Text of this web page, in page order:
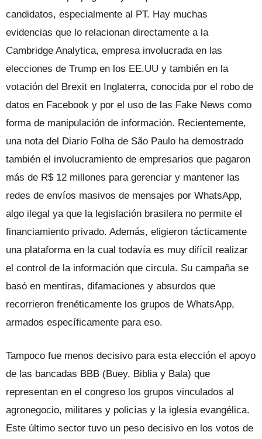
candidatos, especialmente al PT. Hay muchas
evidencias que lo relacionan directamente a la
Cambridge Analytica, empresa involucrada en las
elecciones de Trump en los EE.UU y también en la
votación del Brexit en Inglaterra, conocida por el robo de
datos en Facebook y por el uso de las Fake News como
forma de manipulación de información. Recientemente,
una nota del Diario Folha de São Paulo ha demostrado
también el involucramiento de empresarios que pagaron
más de R$ 12 millones para gerenciar y mantener las
redes de envíos masivos de mensajes por WhatsApp,
algo ilegal ya que la legislación brasilera no permite el
financiamiento privado. Además, eligieron tácticamente
una plataforma en la cual todavía es muy difícil realizar
el control de la información que circula. Su campaña se
basó en mentiras, difamaciones y absurdos que
recorrieron frenéticamente los grupos de WhatsApp,
armados específicamente para eso.
Tampoco fue menos decisivo para esta elección el apoyo
de las bancadas BBB (Buey, Biblia y Bala) que
representan en el congreso los grupos vinculados al
agronegocio, militares y policías y la iglesia evangélica.
Este último sector tuvo un peso decisivo en los votos de